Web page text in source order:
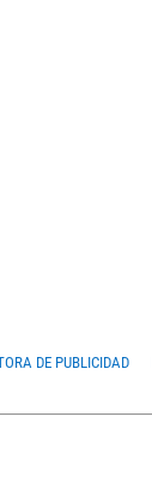
DE PUBLICIDAD